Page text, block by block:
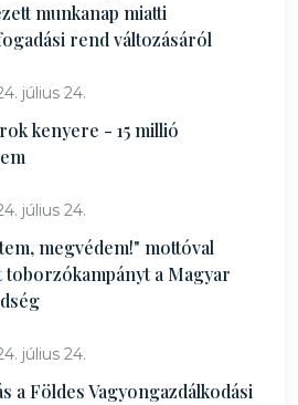
munkanap miatti
rend változásáról
július 24.
kenyere - 15 millió
július 24.
megvédem!" mottóval
a Magyar
július 24.
a Földes Vagyongazdálkodási